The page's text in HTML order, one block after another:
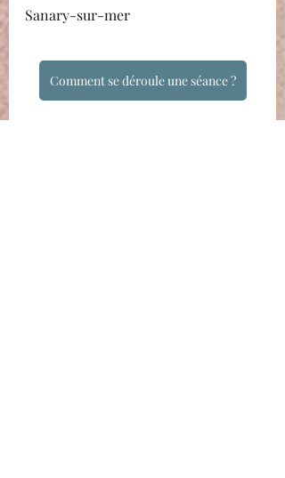
Sanary-sur-mer
Comment se déroule une séance ?